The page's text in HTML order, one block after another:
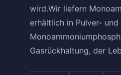
wird.Wir liefern
erhältlich in Pulver-
Gasrückhaltung, der